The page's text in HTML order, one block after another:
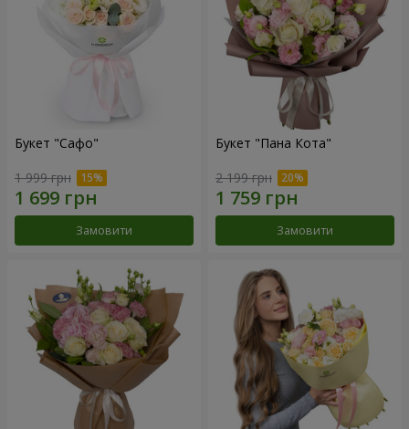
Букет "Сафо"
1 999 грн
Замовити
Букет "Пана Кота"
2 199 грн
Замовити